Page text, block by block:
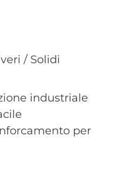
/ Solidi
industriale
per